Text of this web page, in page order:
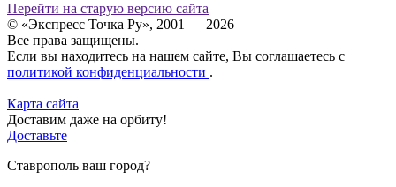
Перейти на старую версию сайта
© «Экспресс Точка Ру», 2001 — 2026
Все права защищены.
Если вы находитесь на нашем сайте, Вы соглашаетесь с
политикой конфиденциальности .
Карта сайта
Доставим даже на орбиту!
Доставьте
Ставрополь ваш город?